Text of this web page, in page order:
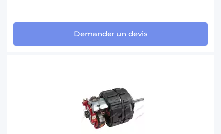
Demander un devis